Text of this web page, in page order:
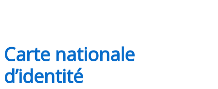
Carte nationale
d’identité